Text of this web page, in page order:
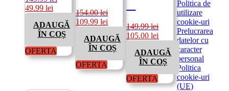
Prețul
inițial
fost:
149.99 lei.
49.99 lei
este:
49.99 lei.
ADAUGĂ
ÎN COȘ
OFERTA
154.00lei
Prețul
fost:
154.00 lei.
109.99lei
curent
este:
109.99 lei.
ADAUGĂ
ÎN COȘ
OFERTA
149.99lei
Prețul
fost:
149.99 lei.
105.00lei Prețul
este:
105.00 lei.
ADAUGĂ
ÎN COȘ
OFERTA
Politica de
utilizare
cookie-uri
Prelucrarea
datelor cu
caracter
personal
Politica
cookie-uri
(UE)